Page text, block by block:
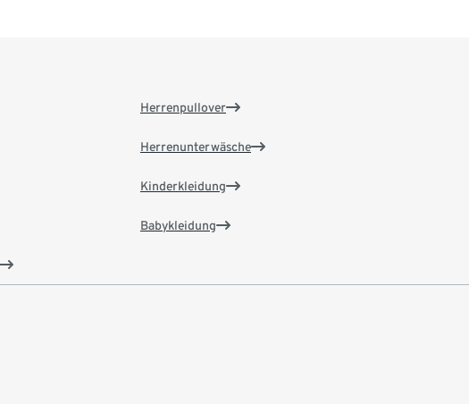
Herrenpullover
Herrenunterwäsche
Kinderkleidung
Babykleidung